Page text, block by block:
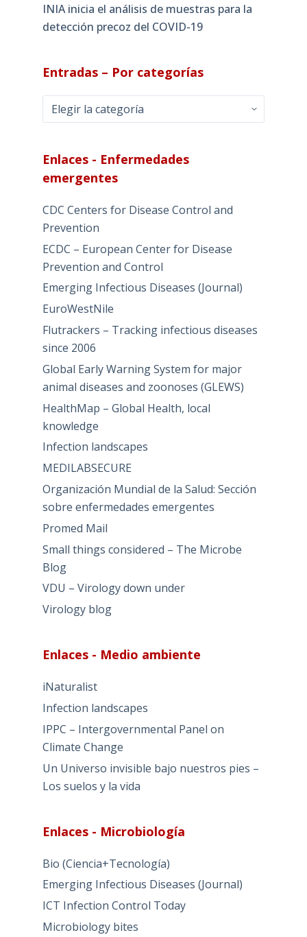
INIA inicia el análisis de muestras para la
detección precoz del COVID-19
Entradas – Por categorías
Entradas
–
categorías
Enlaces - Enfermedades
emergentes
CDC Centers for Disease Control and
Prevention
ECDC – European Center for Disease
Prevention and Control
Emerging Infectious Diseases (Journal)
EuroWestNile
Flutrackers – Tracking infectious diseases
since 2006
Global Early Warning System for major
animal diseases and zoonoses (GLEWS)
HealthMap – Global Health, local
knowledge
Infection landscapes
MEDILABSECURE
Organización Mundial de la Salud: Sección
sobre enfermedades emergentes
Promed Mail
Small things considered – The Microbe
Blog
VDU – Virology down under
Virology blog
Enlaces - Medio ambiente
iNaturalist
Infection landscapes
IPPC – Intergovernmental Panel on
Climate Change
Un Universo invisible bajo nuestros pies –
Los suelos y la vida
Enlaces - Microbiología
Bio (Ciencia+Tecnología)
Emerging Infectious Diseases (Journal)
ICT Infection Control Today
Microbiology bites